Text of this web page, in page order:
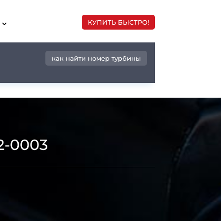
КУПИТЬ БЫСТРО!
как найти номер турбины
0003